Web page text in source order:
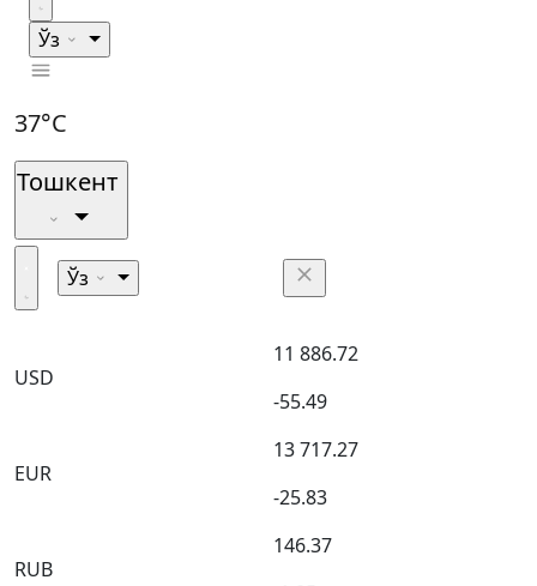
Ўз
37°C
Тошкент
Ўз
USD
11 886.72
-55.49
EUR
13 717.27
-25.83
RUB
146.37